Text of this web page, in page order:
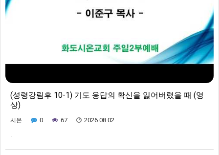
(성령강림후 10-1) 기도 응답의 확신을 잃어버렸을 때 (영
상)
시온 0 67 2026.08.02